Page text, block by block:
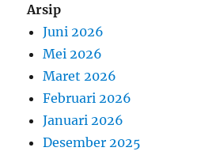
Arsip
Juni 2026
Mei 2026
Maret 2026
Februari 2026
Januari 2026
Desember 2025